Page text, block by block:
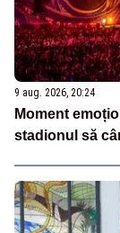
9 aug. 2026, 20:24
Moment
stadionul să